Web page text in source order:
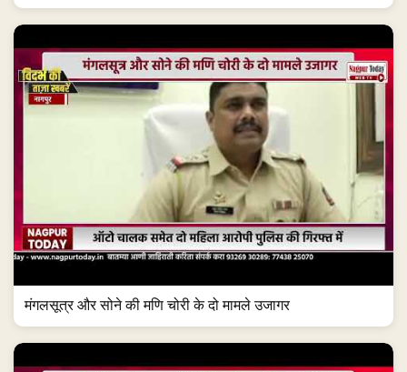
मंगलसूत्र और सोने की मणि चोरी के दो मामले उजागर